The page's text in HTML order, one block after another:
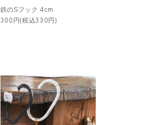
鉄のSフック 4cm
300円(税込330円)